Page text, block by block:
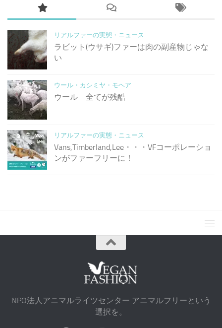
リアルファーの実態・ニュース
ラビット(ウサギ)ファーは肉の副産物じゃな
い
ウール・カシミヤ・モヘア
ウール 全てが残酷
リアルファーの実態・ニュース
Vans,Timberland,Lee・・・VFコーポレーショ
ンがファーフリーに！
NPO法人アニマルライツセンター アニマルフリーという
選択を。